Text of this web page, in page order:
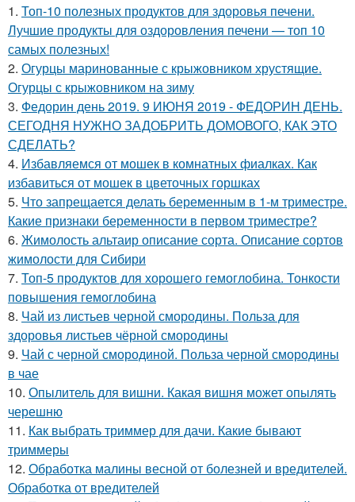
1. Топ-10 полезных продуктов для здоровья печени.
Лучшие продукты для оздоровления печени — топ 10
самых полезных!
2. Огурцы маринованные с крыжовником хрустящие.
Огурцы с крыжовником на зиму
3. Федорин день 2019. 9 ИЮНЯ 2019 - ФЕДОРИН ДЕНЬ.
СЕГОДНЯ НУЖНО ЗАДОБРИТЬ ДОМОВОГО, КАК ЭТО
СДЕЛАТЬ?
4. Избавляемся от мошек в комнатных фиалках. Как
избавиться от мошек в цветочных горшках
5. Что запрещается делать беременным в 1-м триместре.
Какие признаки беременности в первом триместре?
6. Жимолость альтаир описание сорта. Описание сортов
жимолости для Сибири
7. Топ-5 продуктов для хорошего гемоглобина. Тонкости
повышения гемоглобина
8. Чай из листьев черной смородины. Польза для
здоровья листьев чёрной смородины
9. Чай с черной смородиной. Польза черной смородины
в чае
10. Опылитель для вишни. Какая вишня может опылять
черешню
11. Как выбрать триммер для дачи. Какие бывают
триммеры
12. Обработка малины весной от болезней и вредителей.
Обработка от вредителей